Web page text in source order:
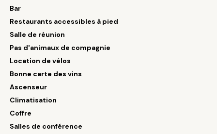
Bar
Restaurants accessibles à pied
Salle de réunion
Pas d'animaux de compagnie
Location de vélos
Bonne carte des vins
Ascenseur
Climatisation
Coffre
Salles de conférence